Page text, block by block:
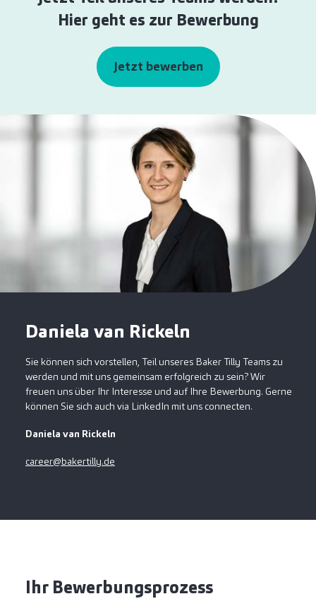
Hier geht es zur Bewerbung
Jetzt bewerben
Daniela van Rickeln
Sie können sich vorstellen, Teil unseres Baker Tilly Teams zu
werden und mit uns gemeinsam erfolgreich zu sein? Wir
freuen uns über Ihr Interesse und auf Ihre Bewerbung. Gerne
können Sie sich auch via LinkedIn mit uns connecten.
Daniela van Rickeln
career@bakertilly.de
Ihr Bewerbungsprozess